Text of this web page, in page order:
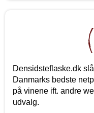
Densidsteflaske.dk
Danmarks bedste
på vinene ift. andre
udvalg.